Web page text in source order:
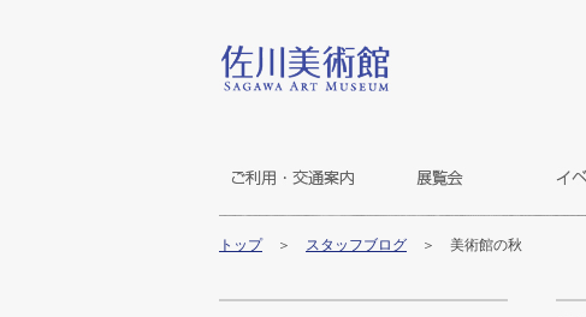
トップ＞ スタッフブログ ＞ 美術館の秋